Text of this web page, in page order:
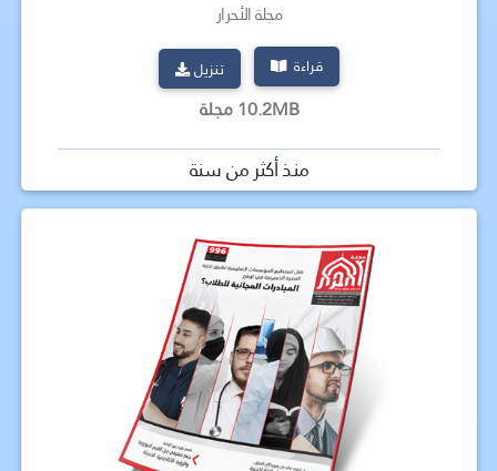
مجلة الأحرار
قراءة تنزيل
10.2MB مجلة
منذ أكثر من سنة